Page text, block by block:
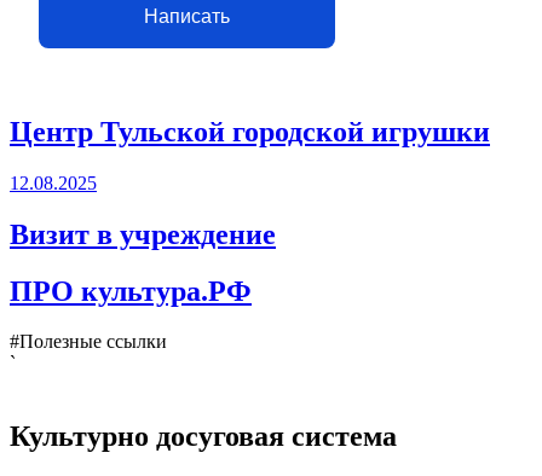
Написать
Центр Тульской городской игрушки
12.08.2025
Визит в учреждение
ПРО культура.РФ
#Полезные ссылки
`
Культурно досуговая система